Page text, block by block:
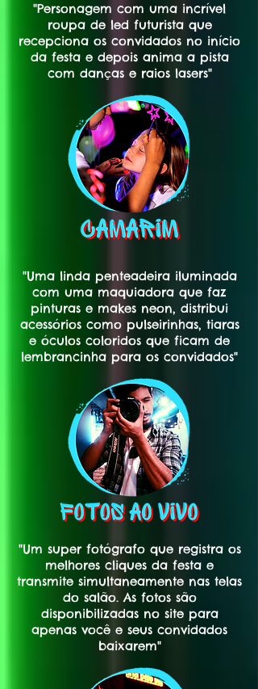
"Personagem com uma incrível
roupa de led futurista que
recepciona os convidados no início
da festa e depois anima a pista
com danças e raios lasers"
"Uma linda penteadeira iluminada
com uma maquiadora que faz
pinturas e makes neon, distribui
acessórios como pulseirinhas, tiaras
e óculos coloridos que ficam de
lembrancinha para os convidados"
"Um super fotógrafo que registra os
melhores cliques da festa e
transmite simultaneamente nas telas
do salão. As fotos são
disponibilizadas no site para
apenas você e seus convidados
baixarem"